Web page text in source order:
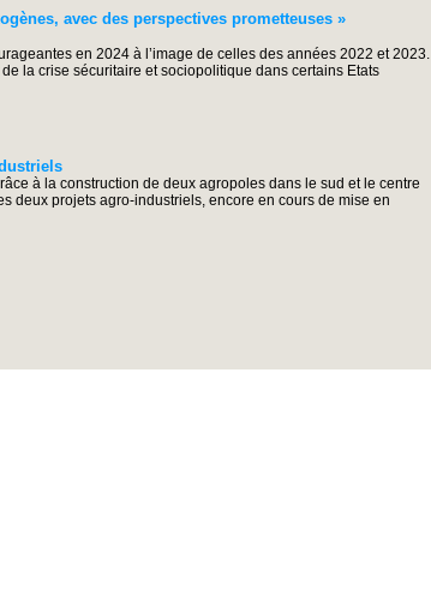
avec des perspectives prometteuses »
en 2024 à l’image de celles des années 2022 et 2023.
la crise sécuritaire et sociopolitique dans certains Etats
à la construction de deux agropoles dans le sud et le centre
deux projets agro-industriels, encore en cours de mise en